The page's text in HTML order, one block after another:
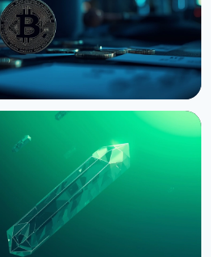
об обвале
CLARITY Act в